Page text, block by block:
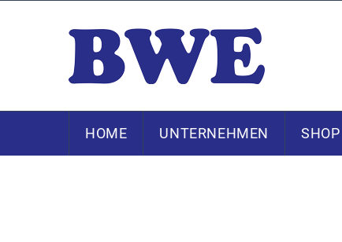
HOME UNTERNEHMEN SHOP